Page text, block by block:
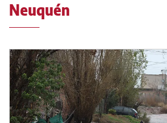
Neuquén